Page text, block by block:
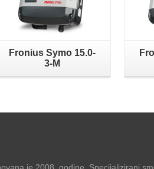
Fronius Symo 15.0-
3-M